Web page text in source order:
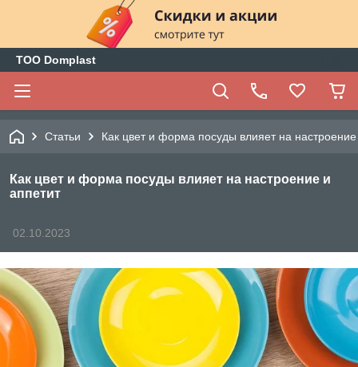
ТОО Domplast
Статьи Как цвет и форма посуды влияет на настроение
Как цвет и форма посуды влияет на настроение и
аппетит
02.10.2023